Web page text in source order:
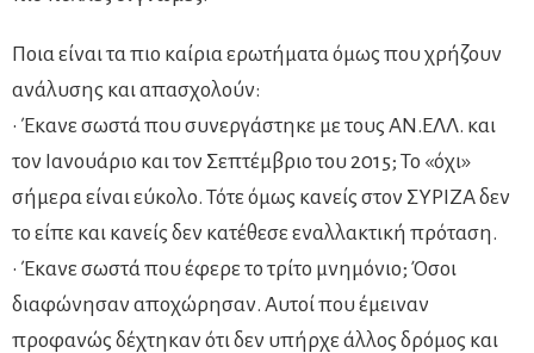
Ποια είναι τα πιο καίρια ερωτήματα όμως που χρήζουν
ανάλυσης και απασχολούν:
• Έκανε σωστά που συνεργάστηκε με τους ΑΝ.ΕΛΛ. και
τον Ιανουάριο και τον Σεπτέμβριο του 2015; Το «όχι»
σήμερα είναι εύκολο. Τότε όμως κανείς στον ΣΥΡΙΖΑ δεν
το είπε και κανείς δεν κατέθεσε εναλλακτική πρόταση.
• Έκανε σωστά που έφερε το τρίτο μνημόνιο; Όσοι
διαφώνησαν αποχώρησαν. Αυτοί που έμειναν
προφανώς δέχτηκαν ότι δεν υπήρχε άλλος δρόμος και